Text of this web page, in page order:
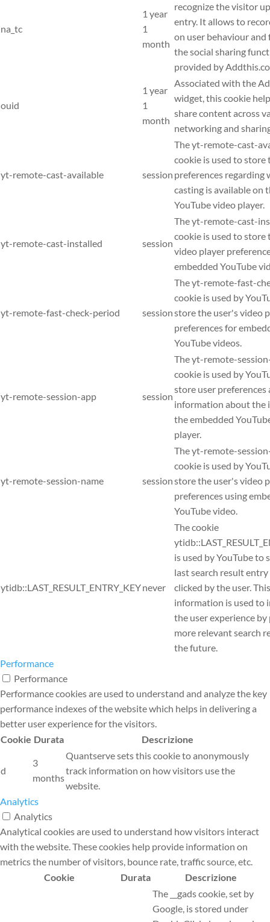
na_tc
1 year
1
month
recognize the visitor
entry. It allows to
on user behaviour and
the social sharing
provided by
ouid
1 year
1
month
Associated with the
widget, this cookie
share content across
networking and
yt-remote-cast-available session
The yt-remote-cast-
cookie is used to store
preferences regarding
casting is available on
YouTube video player.
yt-remote-cast-installed session
The yt-remote-cast-
cookie is used to store
video player
embedded YouTube
yt-remote-fast-check-period session
The yt-remote-fast-
cookie is used by
store the user's video
preferences for
YouTube videos.
yt-remote-session-app session
The yt-remote-
cookie is used by
store user preferences
information about the
the embedded
player.
yt-remote-session-name session
The yt-remote-
cookie is used by
store the user's video
preferences using
YouTube video.
ytidb::LAST_RESULT_ENTRY_KEYnever
The cookie
is used by YouTube to
last search result
clicked by the user. This
information is used to
the user experience
more relevant search
the future.
Performance
Performance
Performance cookies are used to understand and analyze the key
performance indexes of the website which helps in delivering a
better user experience for the visitors.
Cookie Durata Descrizione
d
3
months
Quantserve sets this cookie to anonymously
track information on how visitors use the
website.
Analytics
Analytics
Analytical cookies are used to understand how visitors interact
with the website. These cookies help provide information on
metrics the number of visitors, bounce rate, traffic source, etc.
Cookie
Durata
Descrizione
The __gads cookie, set by
Google, is stored under